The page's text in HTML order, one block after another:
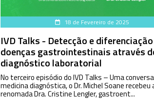
18 de Fevereiro de 2025
IVD Talks - Detecção e
doenças gastrointestinais através
diagnóstico laboratorial
No terceiro episódio do IVD Talks – Uma
medicina diagnóstica, o Dr. Michel Soane recebeu
renomada Dra. Cristine Lengler, gastroent...